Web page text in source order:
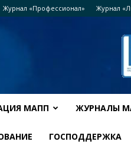
Журнал «Профессионал» Журнал
МАПП ЖУРНАЛЫ
ГОСПОДДЕРЖКА